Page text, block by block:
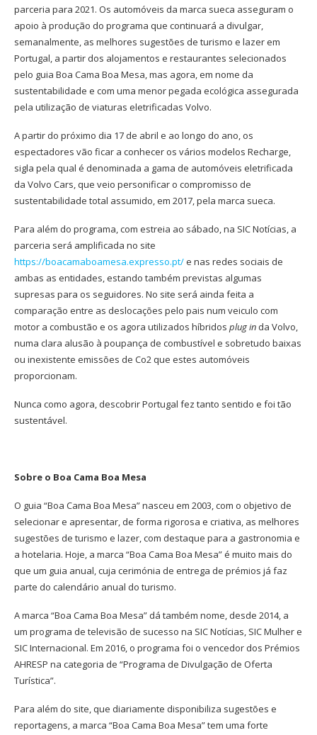
parceria para 2021. Os automóveis da marca sueca asseguram o
apoio à produção do programa que continuará a divulgar,
semanalmente, as melhores sugestões de turismo e lazer em
Portugal, a partir dos alojamentos e restaurantes selecionados
pelo guia Boa Cama Boa Mesa, mas agora, em nome da
sustentabilidade e com uma menor pegada ecológica assegurada
pela utilização de viaturas eletrificadas Volvo.
A partir do próximo dia 17 de abril e ao longo do ano, os
espectadores vão ficar a conhecer os vários modelos Recharge,
sigla pela qual é denominada a gama de automóveis eletrificada
da Volvo Cars, que veio personificar o compromisso de
sustentabilidade total assumido, em 2017, pela marca sueca.
Para além do programa, com estreia ao sábado, na SIC Notícias, a
parceria será amplificada no site
https://boacamaboamesa.expresso.pt/e nas redes sociais de
ambas as entidades, estando também previstas algumas
supresas para os seguidores. No site será ainda feita a
comparação entre as deslocações pelo pais num veiculo com
motor a combustão e os agora utilizados híbridos plug in da Volvo,
numa clara alusão à poupança de combustível e sobretudo baixas
ou inexistente emissões de Co2 que estes automóveis
proporcionam.
Nunca como agora, descobrir Portugal fez tanto sentido e foi tão
sustentável.
Sobre o Boa Cama Boa Mesa
O guia “Boa Cama Boa Mesa” nasceu em 2003, com o objetivo de
selecionar e apresentar, de forma rigorosa e criativa, as melhores
sugestões de turismo e lazer, com destaque para a gastronomia e
a hotelaria. Hoje, a marca “Boa Cama Boa Mesa” é muito mais do
que um guia anual, cuja cerimónia de entrega de prémios já faz
parte do calendário anual do turismo.
A marca “Boa Cama Boa Mesa” dá também nome, desde 2014, a
um programa de televisão de sucesso na SIC Notícias, SIC Mulher e
SIC Internacional. Em 2016, o programa foi o vencedor dos Prémios
AHRESP na categoria de “Programa de Divulgação de Oferta
Turística”.
Para além do site, que diariamente disponibiliza sugestões e
reportagens, a marca “Boa Cama Boa Mesa” tem uma forte